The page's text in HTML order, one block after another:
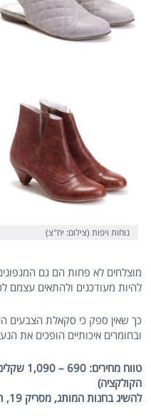
נוחות ויפות (צילום: יח"צ)
מוצלחים לא פחות הם גם
להיות מעודכנים ולהתאים עצמם
כך שאין ספק כי סקאלת הצבעים
ובחומרים איכותיים הופכים את
הקולקציה)
להשיג בחנות המותג, מסריק 19, תל אביב